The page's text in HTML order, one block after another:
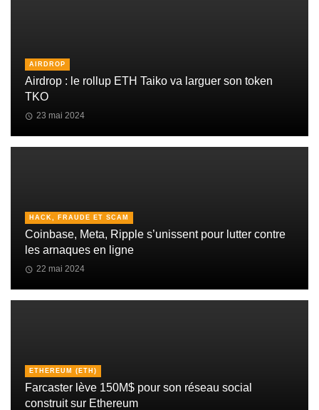
AIRDROP
Airdrop : le rollup ETH Taiko va larguer son token
TKO
23 mai 2024
HACK, FRAUDE ET SCAM
Coinbase, Meta, Ripple s’unissent pour lutter contre
les arnaques en ligne
22 mai 2024
ETHEREUM (ETH)
Farcaster lève 150M$ pour son réseau social
construit sur Ethereum